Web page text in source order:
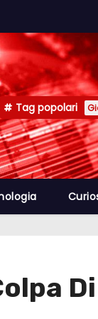
Tag popolari